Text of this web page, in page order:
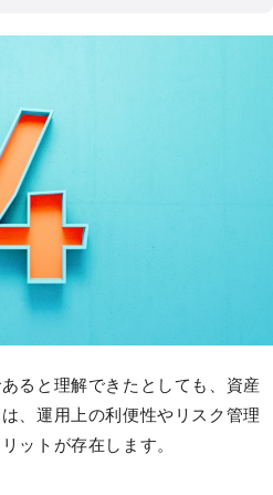
ると理解できたとしても、資産
、運用上の利便性やリスク管理
ットが存在します。